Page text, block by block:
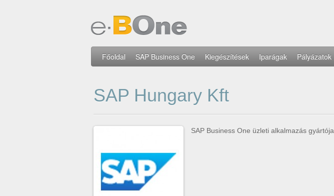
Főoldal SAP Business One Kiegészítések Iparágak Pályázatok
SAP Hungary Kft
SAP Business One üzleti alkalmazás gyártója